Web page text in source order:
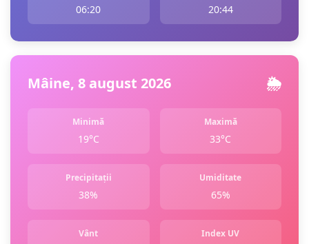
06:20 20:44
Mâine, 8 august 2026 🌦️
Minimă
19°C
Maximă
33°C
Precipitații
38%
Umiditate
65%
Vânt Index UV